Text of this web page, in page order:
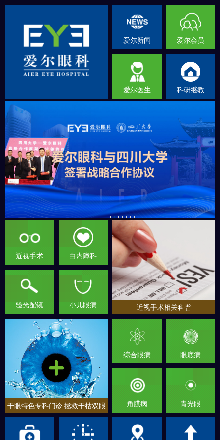
爱尔新闻 爱尔会员
爱尔医生 科研继教
近视手术相关科普
近视手术 白内障科
验光配镜 小儿眼病
干眼特色专科门诊 拯救干枯双眼
综合眼病 眼底病
角膜病 青光眼